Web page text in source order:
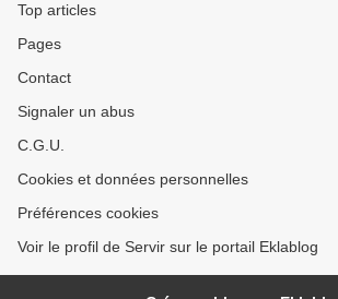
Top articles
Pages
Contact
Signaler un abus
C.G.U.
Cookies et données personnelles
Préférences cookies
Voir le profil de Servir sur le portail Eklablog